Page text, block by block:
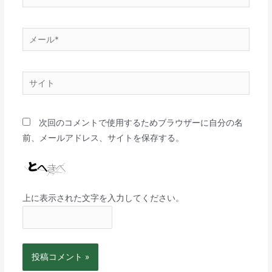
次回のコメントで使用するためブラウザーに自分の名
前、メールアドレス、サイトを保存する。
上に表示された文字を入力してください。